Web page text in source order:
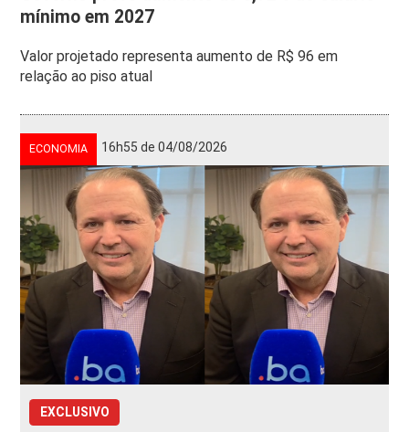
mínimo em 2027
Valor projetado representa aumento de R$ 96 em
relação ao piso atual
ECONOMIA 16h55 de 04/08/2026
EXCLUSIVO